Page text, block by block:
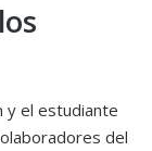
y el estudiante
del